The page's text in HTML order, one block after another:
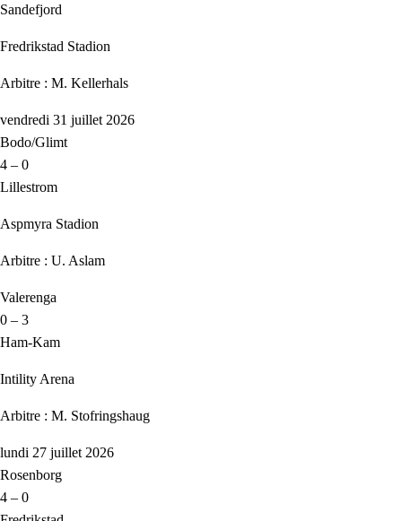
Sandefjord
Fredrikstad Stadion
Arbitre : M. Kellerhals
vendredi 31 juillet 2026
Bodo/Glimt
4 – 0
Lillestrom
Aspmyra Stadion
Arbitre : U. Aslam
Valerenga
0 – 3
Ham-Kam
Intility Arena
Arbitre : M. Stofringshaug
lundi 27 juillet 2026
Rosenborg
4 – 0